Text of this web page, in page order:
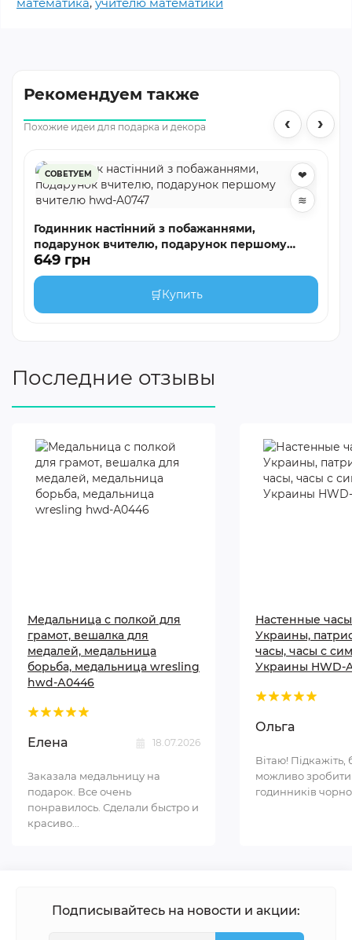
Рекомендуем также
Похожие идеи для подарка и декора ‹
СОВЕТУЕМ
❤
≋
Годинник настінний з побажаннями,
подарунок вчителю, подарунок першому
вчителю hwd-A0747
649 грн
🛒Купить
›
Последние отзывы
Медальница с полкой для
грамот, вешалка для
медалей, медальница
борьба, медальница wresling
hwd-А0446
Елена 18.07.2026
Заказала медальницу на
подарок. Все очень
понравилось. Сделали быстро и
красиво...
Настенные
Украины,
часы, часы с
Украины HWD-
Ольга
Вітаю! Підкажіть,
можливо
годинників
Подписывайтесь на новости и акции: